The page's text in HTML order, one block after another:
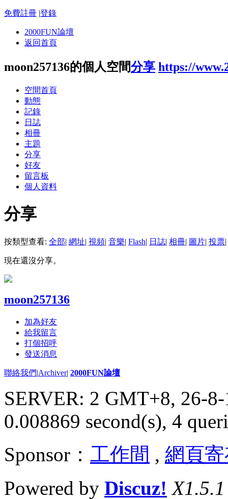
免費註冊 |登錄
2000FUN論壇
返回首頁
moon257136的個人空間分享 https://
空間首頁
動態
記錄
日誌
相冊
主題
分享
好友
留言板
個人資料
分享
按類型查看: 全部| 網址| 視頻| 音樂| Flash| 日誌| 相冊| 圖片| 投票|
現在還沒分享。
moon257136
加為好友
給我留言
打個招呼
發送消息
聯絡我們|Archiver| 2000FUN論壇
SERVER: 2 GMT+8, 26-
0.008869 second(s), 4
Sponsor： 工作間 , 網頁
Powered by Discuz! X1.5.1